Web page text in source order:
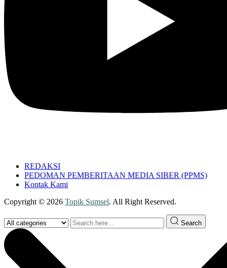
REDAKSI
PEDOMAN PEMBERITAAN MEDIA SIBER (PPMS)
Kontak Kami
Copyright © 2026 Topik Sumsel. All Right Reserved.
Search